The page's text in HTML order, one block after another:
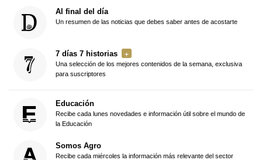
Al final del día
Un resumen de las noticias que debes saber antes de acostarte
7 días 7 historias
Una selección de los mejores contenidos de la semana, exclusiva
para suscriptores
Educación
Recibe cada lunes novedades e información útil sobre el mundo de
la Educación
Somos Agro
Recibe cada miércoles la información más relevante del sector